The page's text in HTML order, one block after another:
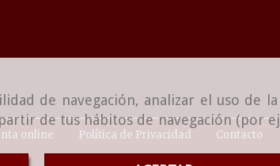
de navegación, analizar el uso de
de tus hábitos de navegación (por
online Política de Privacidad Contacto